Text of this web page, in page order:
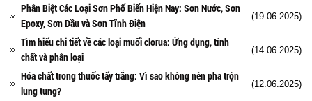
Phân Biệt Các Loại Sơn Phổ Biến Hiện Nay: Sơn Nước, Sơn
Epoxy, Sơn Dầu và Sơn Tĩnh Điện
(19.06.2025)
Tìm hiểu chi tiết về các loại muối clorua: Ứng dụng, tính
chất và phân loại
(14.06.2025)
Hóa chất trong thuốc tẩy trắng: Vì sao không nên pha trộn
lung tung?
(12.06.2025)